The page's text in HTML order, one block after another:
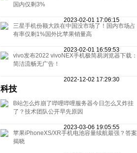
国内仅剩3%
2023-02-01 17:06:15
三星手机份额大跌在中国没市场了！国内市场占
有率仅剩1%国外比苹果销量高
2023-02-01 16:59:53
vivo发布2022 vivoNEX手机极简易浏览器下载：
简洁流畅无广告！
2022-12-02 17:29:30
科技
B站怎么炸崩了哔哩哔哩服务器今日怎么又炸挂
了？技术团队公开早先原因
2023-03-06 19:05:55
苹果iPhoneXS/XR手机电池容量续航最强？答案
揭晓